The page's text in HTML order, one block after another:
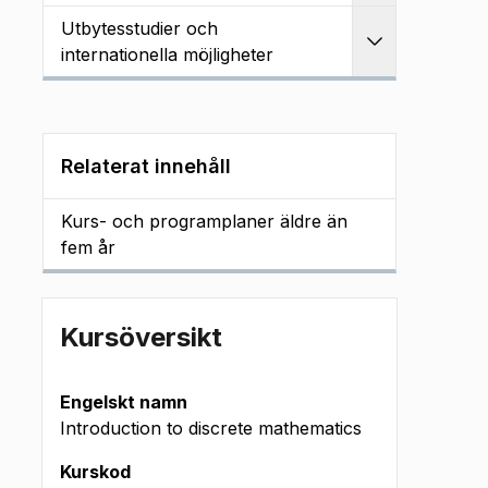
Utbytesstudier och
internationella möjligheter
Relaterat innehåll
Kurs- och programplaner äldre än
fem år
Kursöversikt
Engelskt namn
Introduction to discrete mathematics
Kurskod